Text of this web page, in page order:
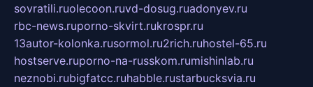
sovratili.ruolecoon.ruvd-dosug.ruadonyev.ru
rbc-news.ruporno-skvirt.rukrospr.ru
13autor-kolonka.rusormol.ru2rich.ruhostel-65.ru
hostserve.ruporno-na-russkom.rumishinlab.ru
neznobi.rubigfatcc.ruhabble.rustarbucksvia.ru